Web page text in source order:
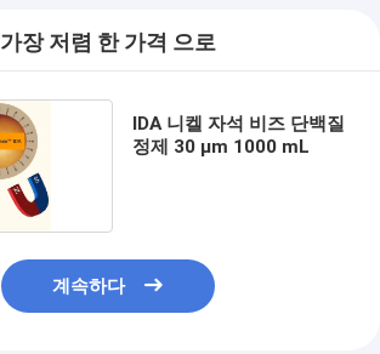
가장 저렴 한 가격 으로
IDA 니켈 자석 비즈 단백질
정제 30 μm 1000 mL
계속하다